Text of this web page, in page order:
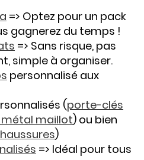
=> Optez pour un pack
gagnerez du temps !
=> Sans risque, pas
simple à organiser.
personnalisé aux
(porte-clés
maillot) ou bien
)
=> Idéal pour tous